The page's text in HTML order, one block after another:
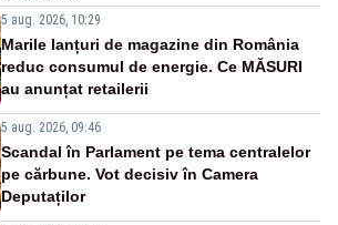
5 aug. 2026, 10:29
Marile lanțuri de magazine din România
reduc consumul de energie. Ce MĂSURI
au anunțat retailerii
5 aug. 2026, 09:46
Scandal în Parlament pe tema centralelor
pe cărbune. Vot decisiv în Camera
Deputaților